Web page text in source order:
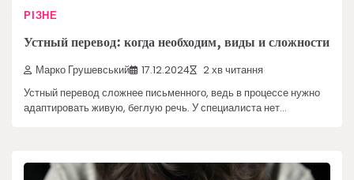
РІЗНЕ
Устный перевод: когда необходим, виды и сложности
Марко Грушевський 17.12.2024 2 хв читання
Устный перевод сложнее письменного, ведь в процессе нужно
адаптировать живую, беглую речь. У специалиста нет…